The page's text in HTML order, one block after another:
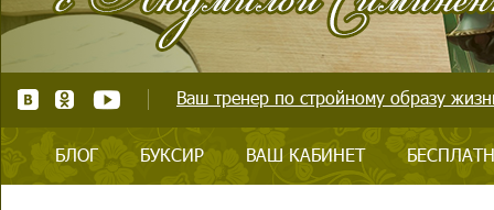
Ваш тренер по стройному образу
БЛОГ БУКСИР ВАШ КАБИНЕТ